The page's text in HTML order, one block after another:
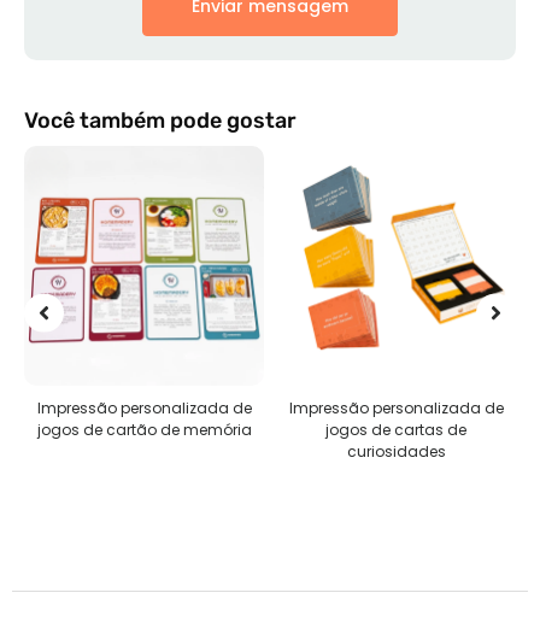
Enviar mensagem
Você também pode gostar
Impressão personalizada de
jogos de cartão de memória
Impressão personalizada de
jogos de cartas de
curiosidades